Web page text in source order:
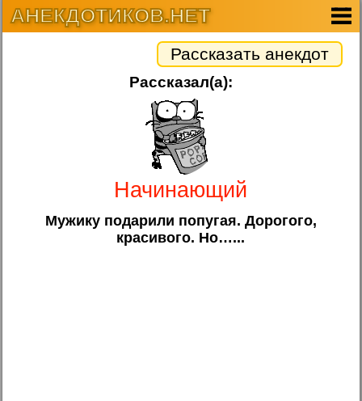
АНЕКДОТИКОВ.НЕТ
Рассказать анекдот
Рассказал(а):
Начинающий
Мужику подарили попугая. Дорогого,
красивого. Но…...